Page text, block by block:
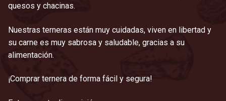
quesos y chacinas.
Nuestras terneras están muy cuidadas, viven en libertad y
su carne es muy sabrosa y saludable, gracias a su
alimentación.
¡Comprar ternera de forma fácil y segura!